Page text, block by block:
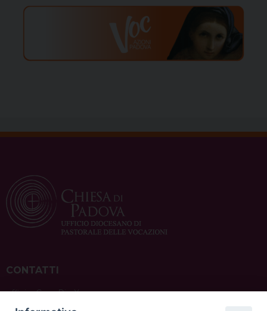
CONTATTI
ufficio: Casa Pio X
via Bonporti, 20 – 35141 Padova